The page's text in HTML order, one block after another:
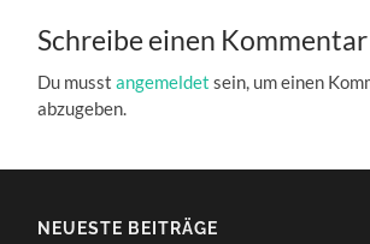
Schreibe einen Kommentar
Du musstangemeldet sein, um einen
abzugeben.
NEUESTE BEITRÄGE